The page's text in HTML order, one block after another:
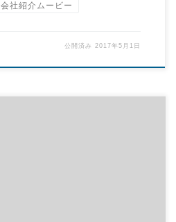
会社紹介ムービー
公開済み 2017年5月1日